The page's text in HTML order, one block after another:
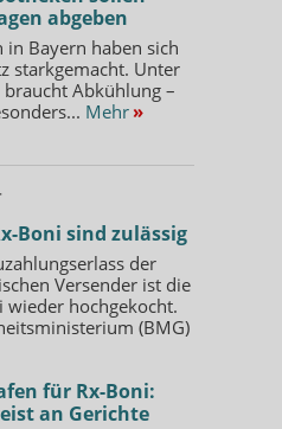
abgeben
in Bayern haben sich
starkgemacht. Unter
Abkühlung –
Mehr »
Boni sind zulässig
der
Versender ist die
wieder hochgekocht.
(BMG)
für Rx-Boni:
an Gerichte